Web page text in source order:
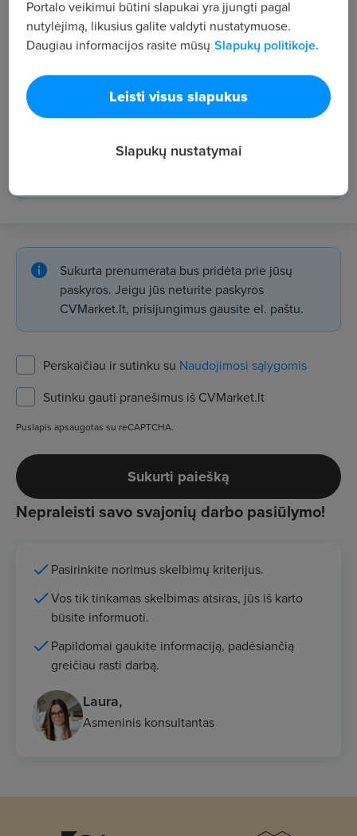
Pareigos
Darbo vieta
Pasirinkite miestą
Sukurta prenumerata bus pridėta prie jūsų
paskyros. Jeigu jūs neturite paskyros
CVMarket.lt, prisijungimus gausite el. paštu.
Perskaičiau ir sutinku su Naudojimosi sąlygomis
Sutinku gauti pranešimus iš CVMarket.lt
Puslapis apsaugotas su reCAPTCHA.
Sukurti paiešką
Nepraleisti savo svajonių darbo pasiūlymo!
Pasirinkite norimus skelbimų kriterijus.
Vos tik tinkamas skelbimas atsiras, jūs iš karto
būsite informuoti.
Papildomai gaukite informaciją, padėsiančią
greičiau rasti darbą.
Laura,
Asmeninis konsultantas
Portalo veikimui būtini slapukai yra įjungti pagal
nutylėjimą, likusius galite valdyti nustatymuose.
Daugiau informacijos rasite mūsų Slapukų politikoje.
Leisti visus slapukus
Slapukų nustatymai